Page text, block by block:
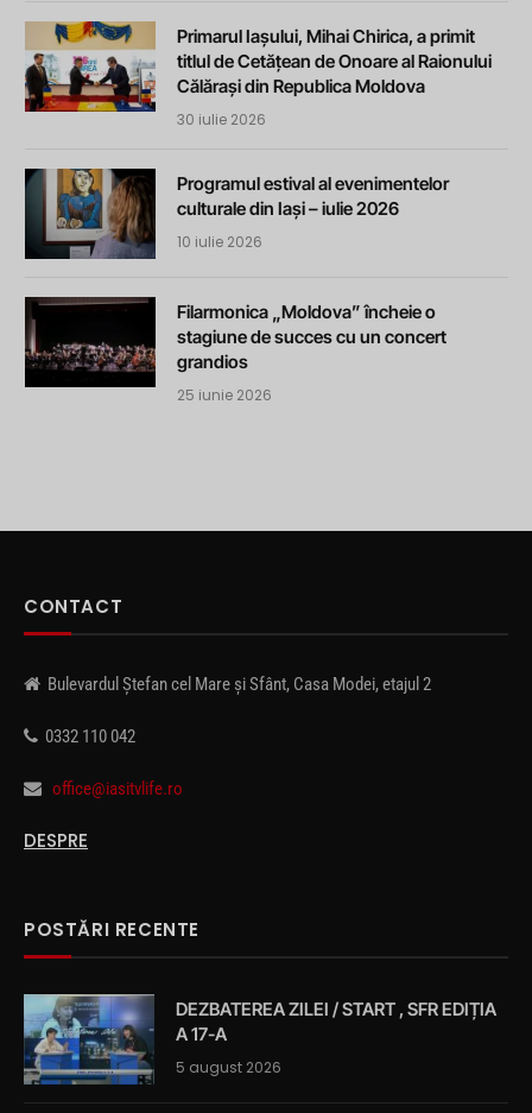
Primarul Iașului, Mihai Chirica, a primit
titlul de Cetățean de Onoare al Raionului
Călărași din Republica Moldova
30 iulie 2026
Programul estival al evenimentelor
culturale din Iași – iulie 2026
10 iulie 2026
Filarmonica „Moldova” încheie o
stagiune de succes cu un concert
grandios
25 iunie 2026
CONTACT
Bulevardul Ștefan cel Mare și Sfânt, Casa Modei, etajul 2
0332 110 042
office@iasitvlife.ro
DESPRE
POSTĂRI RECENTE
DEZBATEREA ZILEI / START , SFR EDIȚIA
A 17-A
5 august 2026